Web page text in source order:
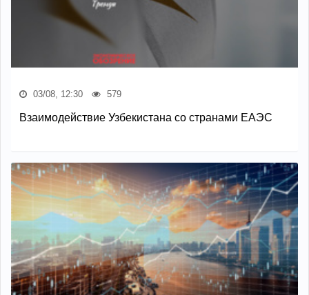
03/08, 12:30 579
Взаимодействие Узбекистана со странами ЕАЭС